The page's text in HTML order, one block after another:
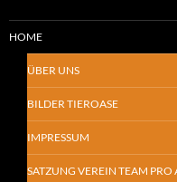
HOME
ÜBER UNS
BILDER TIEROASE
IMPRESSUM
SATZUNG VEREIN TEAM PRO